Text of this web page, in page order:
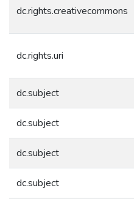
dc.rights.creativecommons
dc.rights.uri
dc.subject
dc.subject
dc.subject
dc.subject